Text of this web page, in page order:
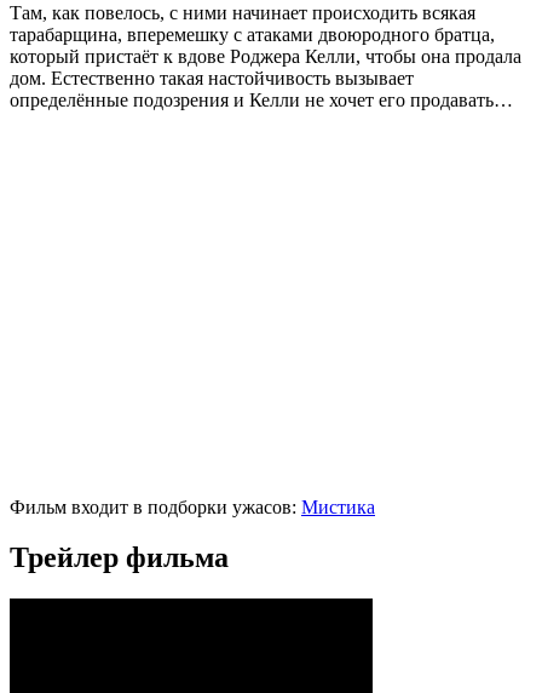
Там, как повелось, с ними начинает происходить всякая
тарабарщина, вперемешку с атаками двоюродного братца,
который пристаёт к вдове Роджера Келли, чтобы она продала
дом. Естественно такая настойчивость вызывает
определённые подозрения и Келли не хочет его продавать…
Фильм входит в подборки ужасов: Мистика
Трейлер фильма